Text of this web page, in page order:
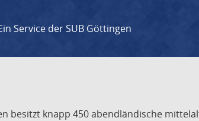
Service der SUB Göttingen
besitzt knapp 450 abendländische